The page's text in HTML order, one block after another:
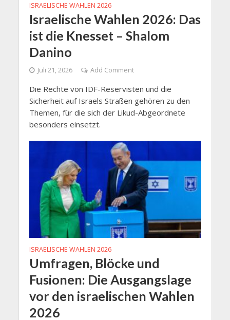
ISRAELISCHE WAHLEN 2026
Israelische Wahlen 2026: Das
ist die Knesset – Shalom
Danino
Juli 21, 2026 Add Comment
Die Rechte von IDF-Reservisten und die
Sicherheit auf Israels Straßen gehören zu den
Themen, für die sich der Likud-Abgeordnete
besonders einsetzt.
ISRAELISCHE WAHLEN 2026
Umfragen, Blöcke und
Fusionen: Die Ausgangslage
vor den israelischen Wahlen
2026